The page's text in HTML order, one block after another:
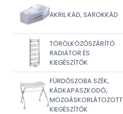
AKRIL KÁD, SAROKKÁD
TÖRÖLKÖZŐSZÁRÍTÓ
RADIÁTOR ÉS
KIEGÉSZÍTŐK
FÜRDŐSZOBA SZÉK,
KÁDKAPASZKODÓ,
MOZGÁSKORLÁTOZOTT
KIEGÉSZÍTŐK